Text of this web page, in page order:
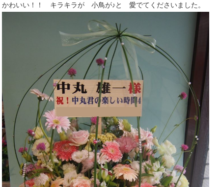
かわいい！！ キラキラが 小鳥が♪と 愛でてくださいました。